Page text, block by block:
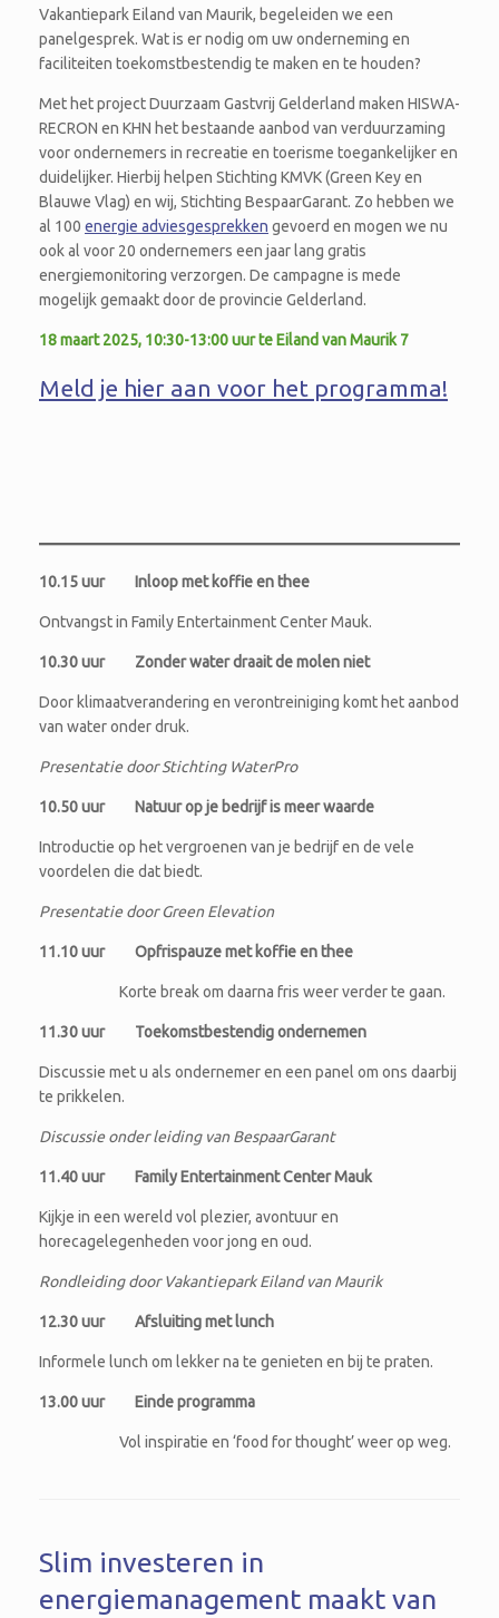
Vakantiepark Eiland van Maurik, begeleiden we een
panelgesprek. Wat is er nodig om uw onderneming en
faciliteiten toekomstbestendig te maken en te houden?
Met het project Duurzaam Gastvrij Gelderland maken HISWA-
RECRON en KHN het bestaande aanbod van verduurzaming
voor ondernemers in recreatie en toerisme toegankelijker en
duidelijker. Hierbij helpen Stichting KMVK (Green Key en
Blauwe Vlag) en wij, Stichting BespaarGarant. Zo hebben we
al 100 energie adviesgesprekken gevoerd en mogen we nu
ook al voor 20 ondernemers een jaar lang gratis
energiemonitoring verzorgen. De campagne is mede
mogelijk gemaakt door de provincie Gelderland.
18 maart 2025, 10:30-13:00 uur te Eiland van Maurik 7
Meld je hier aan voor het programma!
10.15 uur Inloop met koffie en thee
Ontvangst in Family Entertainment Center Mauk.
10.30 uur Zonder water draait de molen niet
Door klimaatverandering en verontreiniging komt het aanbod
van water onder druk.
Presentatie door Stichting WaterPro
10.50 uur Natuur op je bedrijf is meer waarde
Introductie op het vergroenen van je bedrijf en de vele
voordelen die dat biedt.
Presentatie door Green Elevation
11.10 uur Opfrispauze met koffie en thee
Korte break om daarna fris weer verder te gaan.
11.30 uur Toekomstbestendig ondernemen
Discussie met u als ondernemer en een panel om ons daarbij
te prikkelen.
Discussie onder leiding van BespaarGarant
11.40 uur Family Entertainment Center Mauk
Kijkje in een wereld vol plezier, avontuur en
horecagelegenheden voor jong en oud.
Rondleiding door Vakantiepark Eiland van Maurik
12.30 uur Afsluiting met lunch
Informele lunch om lekker na te genieten en bij te praten.
13.00 uur Einde programma
Vol inspiratie en ‘food for thought’ weer op weg.
Slim investeren in
energiemanagement maakt van